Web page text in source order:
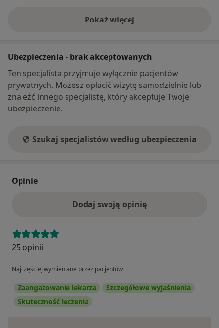
Pokaż więcej
o adresie
Ubezpieczenia - brak akceptowanych
Ten specjalista przyjmuje wyłącznie pacjentów
prywatnych. Możesz opłacić wizytę samodzielnie lub
znaleźć innego specjalistę, który akceptuje Twoje
ubezpieczenie.
Szukaj specjalistów według ubezpieczenia
Opinie
Dodaj swoją opinię
25 opinii
Najczęściej wymieniane przez pacjentów
Zaangażowanie lekarza
Szczegółowe wyjaśnienia
Skuteczność leczenia